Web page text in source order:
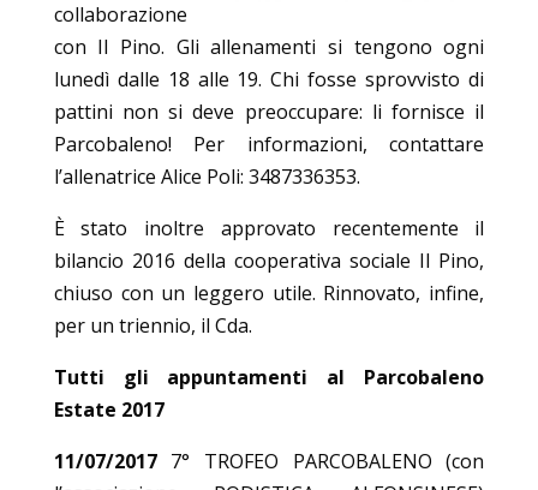
collaborazione
con Il Pino. Gli allenamenti si tengono ogni
lunedì dalle 18 alle 19. Chi fosse sprovvisto di
pattini non si deve preoccupare: li fornisce il
Parcobaleno! Per informazioni, contattare
l’allenatrice Alice Poli: 3487336353.
È stato inoltre approvato recentemente il
bilancio 2016 della cooperativa sociale Il Pino,
chiuso con un leggero utile. Rinnovato, infine,
per un triennio, il Cda.
Tutti gli appuntamenti al Parcobaleno
Estate 2017
11/07/20177° TROFEO PARCOBALENO (con